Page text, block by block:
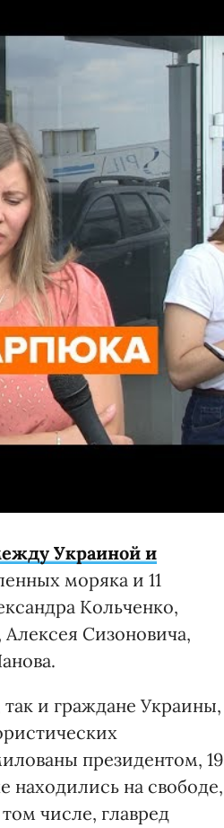
Украиной и
моряка и 11
Кольченко,
Сизоновича,
и граждане Украины,
президентом, 19
находились на свободе,
числе, главред